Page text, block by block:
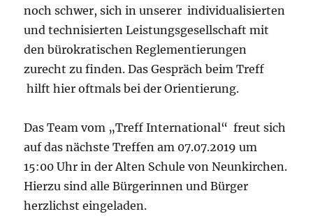
noch schwer, sich in unserer individualisierten
und technisierten Leistungsgesellschaft mit
den bürokratischen Reglementierungen
zurecht zu finden. Das Gespräch beim Treff
hilft hier oftmals bei der Orientierung.
Das Team vom „Treff International“ freut sich
auf das nächste Treffen am 07.07.2019 um
15:00 Uhr in der Alten Schule von Neunkirchen.
Hierzu sind alle Bürgerinnen und Bürger
herzlichst eingeladen.